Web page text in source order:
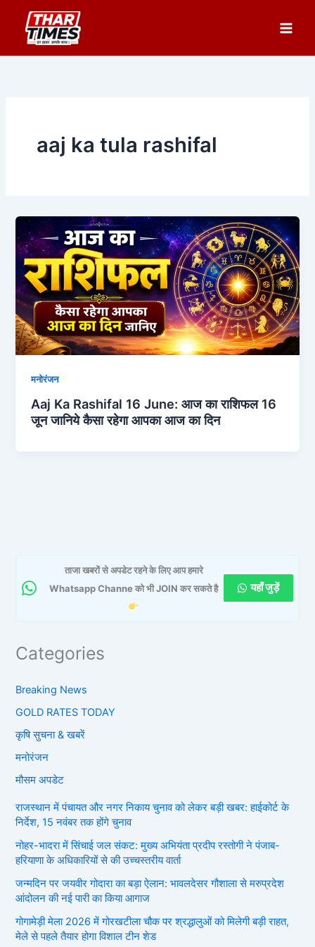
content
aaj ka tula rashifal
मनोरंजन
Aaj Ka Rashifal 16 June: आज का राशिफल 16
जून जानिये कैसा रहेगा आपका आज का दिन
ताजा खबरों से अपडेट रहने के लिए आप हमारे
Whatsapp Channe को भी JOIN कर सकते है
यहाँ जुड़ें
Categories
Breaking News
GOLD RATES TODAY
कृषि सुचना & खबरें
मनोरंजन
मौसम अपडेट
राजस्थान में पंचायत और नगर निकाय चुनाव को लेकर बड़ी खबर: हाईकोर्ट के
निर्देश, 15 नवंबर तक होंगे चुनाव
नोहर-भादरा में सिंचाई जल संकट: मुख्य अभियंता प्रदीप रस्तोगी ने पंजाब-
हरियाणा के अधिकारियों से की उच्चस्तरीय वार्ता
जन्मदिन पर जयवीर गोदारा का बड़ा ऐलान: भावलदेसर गौशाला से मरुप्रदेश
आंदोलन की नई पारी का किया आगाज
गोगामेड़ी मेला 2026 में गोरखटीला चौक पर श्रद्धालुओं को मिलेगी बड़ी राहत,
मेले से पहले तैयार होगा विशाल टीन शेड